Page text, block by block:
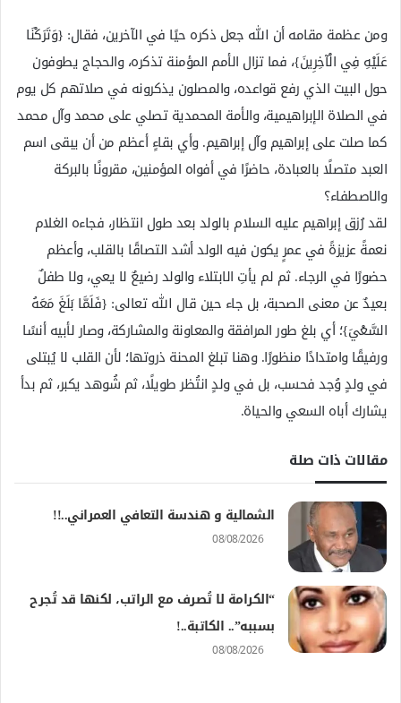
ومن عظمة مقامه أن الله جعل ذكره حيًا في الآخرين، فقال: {وَتَرَكْنَا
عَلَيْهِ فِي الْآخِرِينَ}، فما تزال الأمم المؤمنة تذكره، والحجاج يطوفون
حول البيت الذي رفع قواعده، والمصلون يذكرونه في صلاتهم كل يوم
في الصلاة الإبراهيمية، والأمة المحمدية تصلي على محمد وآل محمد
كما صلت على إبراهيم وآل إبراهيم. وأي بقاءٍ أعظم من أن يبقى اسم
العبد متصلًا بالعبادة، حاضرًا في أفواه المؤمنين، مقرونًا بالبركة
والاصطفاء؟
لقد رُزق إبراهيم عليه السلام بالولد بعد طول انتظار، فجاءه الغلام
نعمةً عزيزةً في عمرٍ يكون فيه الولد أشد التصاقًا بالقلب، وأعظم
حضورًا في الرجاء. ثم لم يأتِ الابتلاء والولد رضيعٌ لا يعي، ولا طفلٌ
بعيدٌ عن معنى الصحبة، بل جاء حين قال الله تعالى: {فَلَمَّا بَلَغَ مَعَهُ
السَّعْيَ}؛ أي بلغ طور المرافقة والمعاونة والمشاركة، وصار لأبيه أنسًا
ورفيقًا وامتدادًا منظورًا. وهنا تبلغ المحنة ذروتها؛ لأن القلب لا يُبتلى
في ولدٍ وُجد فحسب، بل في ولدٍ انتُظر طويلًا، ثم شُوهد يكبر، ثم بدأ
يشارك أباه السعي والحياة.
مقالات ذات صلة
الشمالية و هندسة التعافي العمراني..!!
08/08/2026
“الكرامة لا تُصرف مع الراتب، لكنها قد تُجرح
بسببه”.. الكاتبة..!
08/08/2026